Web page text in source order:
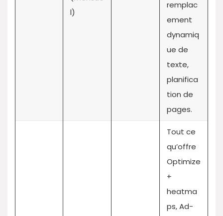
l)
remplac
ement
dynamiq
ue de
texte,
planifica
tion de
pages.
Tout ce
qu’offre
Optimize
+
heatma
ps, Ad-